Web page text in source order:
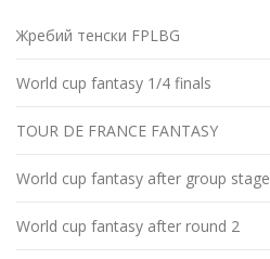
Жребий тенски FPLBG
World cup fantasy 1/4 finals
TOUR DE FRANCE FANTASY
World cup fantasy after group stage
World cup fantasy after round 2